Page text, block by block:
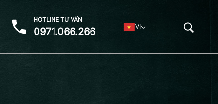
HOTLINE TƯ VẤN
0971.066.266 VI